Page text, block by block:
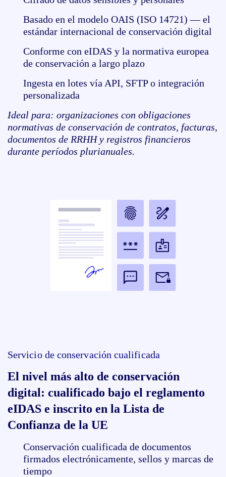
Basado en el modelo OAIS (ISO 14721) — el
estándar internacional de conservación digital
Conforme con eIDAS y la normativa europea
de conservación a largo plazo
Ingesta en lotes vía API, SFTP o integración
personalizada
Ideal para: organizaciones con obligaciones
normativas de conservación de contratos, facturas,
documentos de RRHH y registros financieros
durante períodos plurianuales.
Servicio de conservación cualificada
El nivel más alto de conservación
digital: cualificado bajo el reglamento
eIDAS e inscrito en la Lista de
Confianza de la UE
Conservación cualificada de documentos
firmados electrónicamente, sellos y marcas de
tiempo